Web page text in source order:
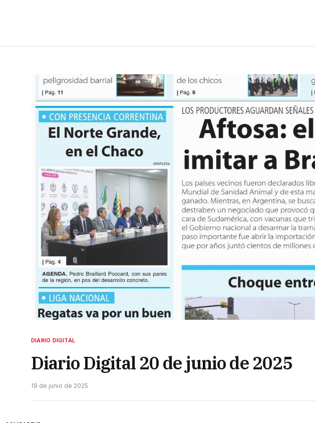
DIARIO DIGITAL
Diario Digital 20 de junio de 2025
19 de junio de 2025